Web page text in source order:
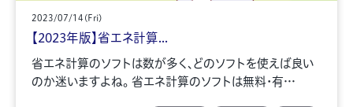
2023/07/14(Fri)
【2023年版】省エネ計算...
省エネ計算のソフトは数が多く、どのソフトを使えば良い
のか迷いますよね。 省エネ計算のソフトは無料・有…